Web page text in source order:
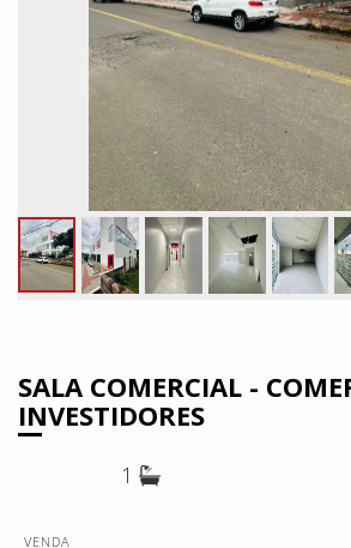
SALA COMERCIAL -
INVESTIDORES
1
VENDA